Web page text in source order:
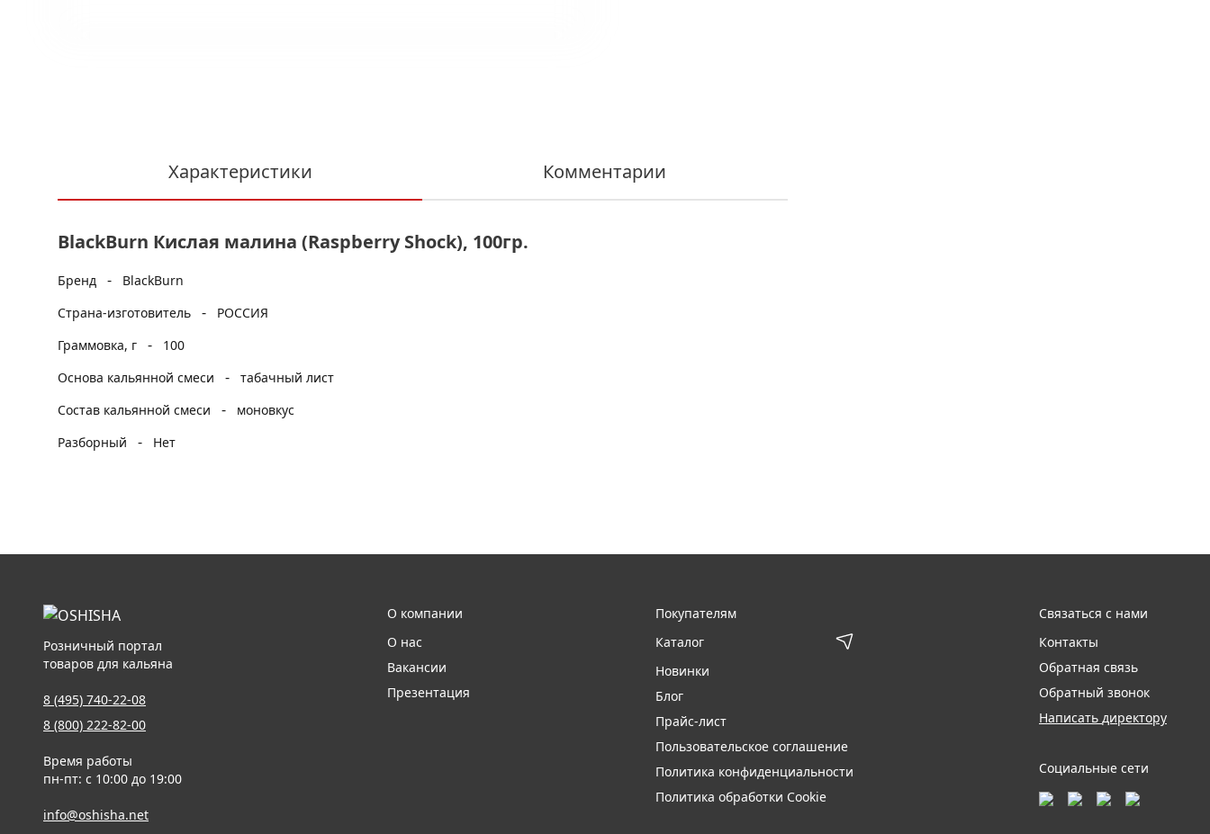
Характеристики Комментарии
BlackBurn Кислая малина (Raspberry Shock), 100гр.
Бренд -
BlackBurn
Страна-изготовитель
-
РОССИЯ
Граммовка, г
-
100
Основа кальянной смеси
- табачный лист
Состав кальянной смеси
-
моновкус
Разборный
- Нет
Розничный портал
товаров для кальяна
8 (495) 740-22-08
8 (800) 222-82-00
Время работы
пн-пт: с 10:00 до 19:00
info@oshisha.net
О компании
О нас
Вакансии
Презентация
Покупателям
Каталог
Новинки
Блог
Прайс-лист
Пользовательское соглашение
Политика конфиденциальности
Политика обработки Cookie
Связаться с нами
Контакты
Обратная связь
Обратный звонок
Написать директору
Социальные сети